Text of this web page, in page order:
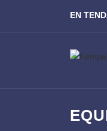
EN
: Parcours Prévention Santé !